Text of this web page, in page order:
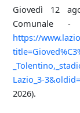
Giovedì 12
Comunale -
https://
Lazio_3-
2026).